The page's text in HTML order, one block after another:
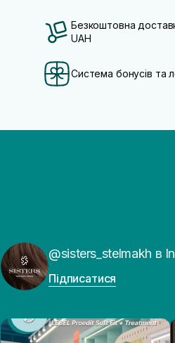
Безкоштовна
UAH
Система бонусів та
@sisters_stelmakh в
Підписатися